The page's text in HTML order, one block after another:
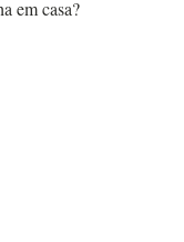
em casa?